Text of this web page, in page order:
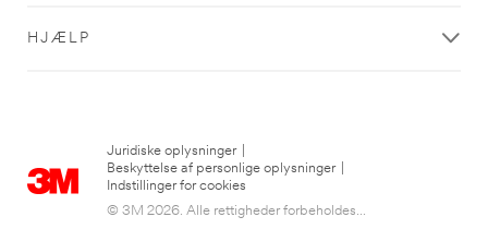
HJÆLP
Juridiske oplysninger
Beskyttelse af personlige oplysninger
Indstillinger for cookies
© 3M 2026. Alle rettigheder forbeholdes...